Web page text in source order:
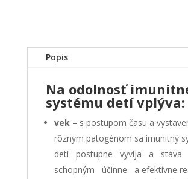
Popis
Na odolnosť
systému detí vplýva:
vek – s postupom času a
rôznym patogénom sa imunitný
detí postupne vyvíja a stáva
schopným účinne a efektívne